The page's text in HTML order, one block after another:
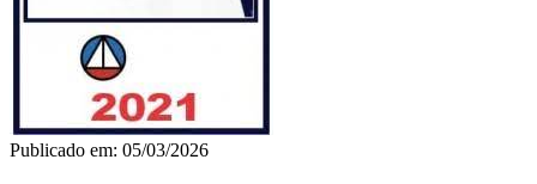
Publicado em: 05/03/2026